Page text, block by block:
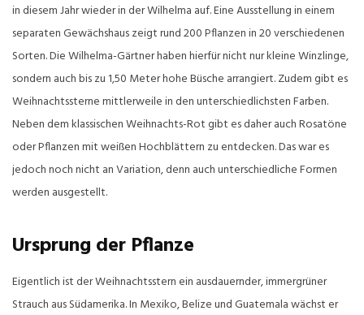
in diesem Jahr wieder in der Wilhelma auf. Eine Ausstellung in einem
separaten Gewächshaus zeigt rund 200 Pflanzen in 20 verschiedenen
Sorten. Die Wilhelma-Gärtner haben hierfür nicht nur kleine Winzlinge,
sondern auch bis zu 1,50 Meter hohe Büsche arrangiert. Zudem gibt es
Weihnachtssterne mittlerweile in den unterschiedlichsten Farben.
Neben dem klassischen Weihnachts-Rot gibt es daher auch Rosatöne
oder Pflanzen mit weißen Hochblättern zu entdecken. Das war es
jedoch noch nicht an Variation, denn auch unterschiedliche Formen
werden ausgestellt.
Ursprung der Pflanze
Eigentlich ist der Weihnachtsstern ein ausdauernder, immergrüner
Strauch aus Südamerika. In Mexiko, Belize und Guatemala wächst er